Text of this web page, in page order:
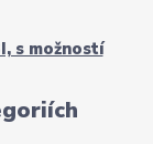
s možností